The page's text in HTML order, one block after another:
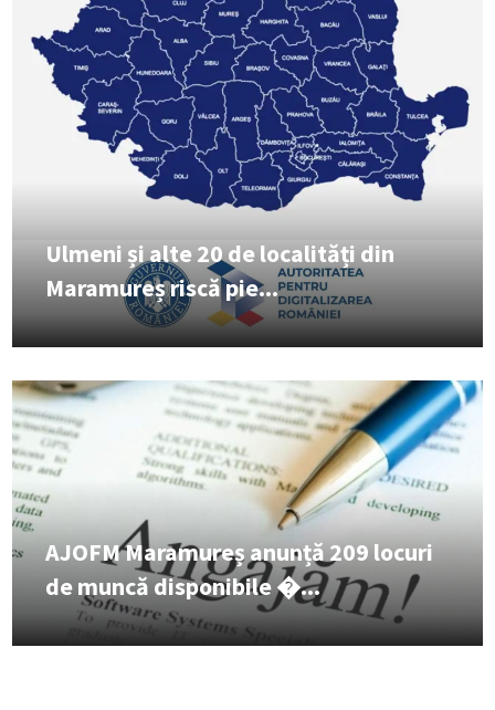
Ulmeni și alte 20 de localități din
Maramureș riscă pie...
AJOFM Maramureș anunță 209 locuri
de muncă disponibile �...